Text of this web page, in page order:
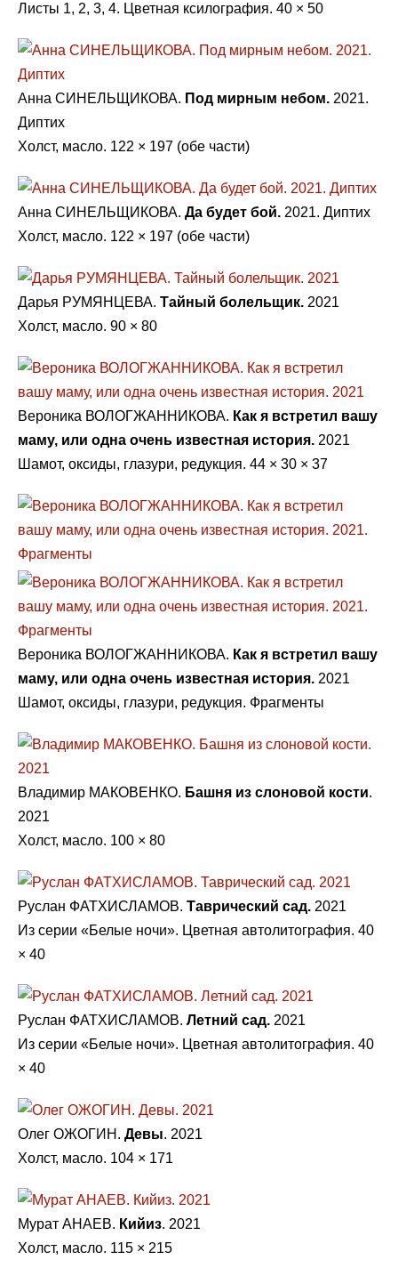
Листы 1, 2, 3, 4. Цветная ксилография. 40 × 50
Анна СИНЕЛЬЩИКОВА. Под мирным небом. 2021.
Диптих
Холст, масло. 122 × 197 (обе части)
Анна СИНЕЛЬЩИКОВА. Да будет бой. 2021. Диптих
Холст, масло. 122 × 197 (обе части)
Дарья РУМЯНЦЕВА. Тайный болельщик. 2021
Холст, масло. 90 × 80
Вероника ВОЛОГЖАННИКОВА. Как я встретил вашу
маму, или одна очень известная история. 2021
Шамот, оксиды, глазури, редукция. 44 × 30 × 37
Вероника ВОЛОГЖАННИКОВА. Как я встретил вашу
маму, или одна очень известная история. 2021
Шамот, оксиды, глазури, редукция. Фрагменты
Владимир МАКОВЕНКО. Башня из слоновой кости.
2021
Холст, масло. 100 × 80
Руслан ФАТХИСЛАМОВ. Таврический сад. 2021
Из серии «Белые ночи». Цветная автолитография. 40
× 40
Руслан ФАТХИСЛАМОВ. Летний сад. 2021
Из серии «Белые ночи». Цветная автолитография. 40
× 40
Олег ОЖОГИН. Девы. 2021
Холст, масло. 104 × 171
Мурат АНАЕВ. Кийиз. 2021
Холст, масло. 115 × 215